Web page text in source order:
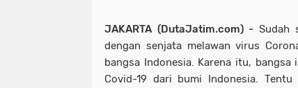
JAKARTA (DutaJatim.com) - Sudah
dengan senjata melawan virus
bangsa Indonesia. Karena itu,
Covid-19 dari bumi Indonesia.